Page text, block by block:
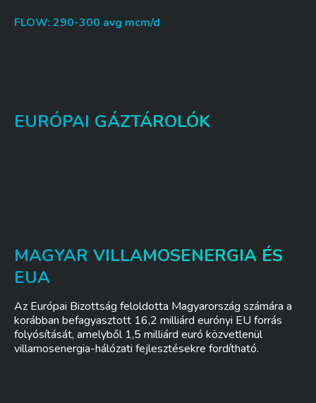
FLOW: 290-300 avg mcm/d
EURÓPAI GÁZTÁROLÓK
MAGYAR VILLAMOSENERGIA ÉS
EUA
Az Európai Bizottság feloldotta Magyarország számára a
korábban befagyasztott 16,2 milliárd eurónyi EU forrás
folyósítását, amelyből 1,5 milliárd euró közvetlenül
villamosenergia-hálózati fejlesztésekre fordítható.